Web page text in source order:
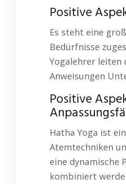
Positive
Es steht eine
Bedürfnisse
Yogalehrer leiten
Anweisungen
Positive
Hatha Yoga ist
Atemtechniken
eine dynamische
kombiniert